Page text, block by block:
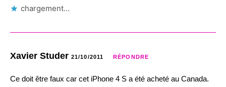
chargement…
Xavier Studer 21/10/2011 RÉPONDRE
Ce doit être faux car cet iPhone 4 S a été acheté au Canada.